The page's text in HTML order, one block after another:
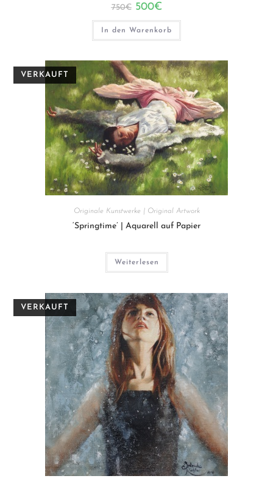
750€ Ursprünglicher
war:
750€
500€Aktueller
ist:
500€.
In den Warenkorb
Originale Kunstwerke | Original Artwork
‘Springtime’ | Aquarell auf Papier
Weiterlesen